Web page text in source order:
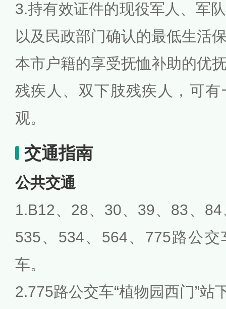
3.持有效证件的现役军人、军
以及民政部门确认的最低生活
本市户籍的享受抚恤补助的优
残疾人、双下肢残疾人，可
观。
交通指南
公共交通
1.B12、28、30、39、83、
535、534、564、775路公交
车。
2.775路公交车“植物园西门”站